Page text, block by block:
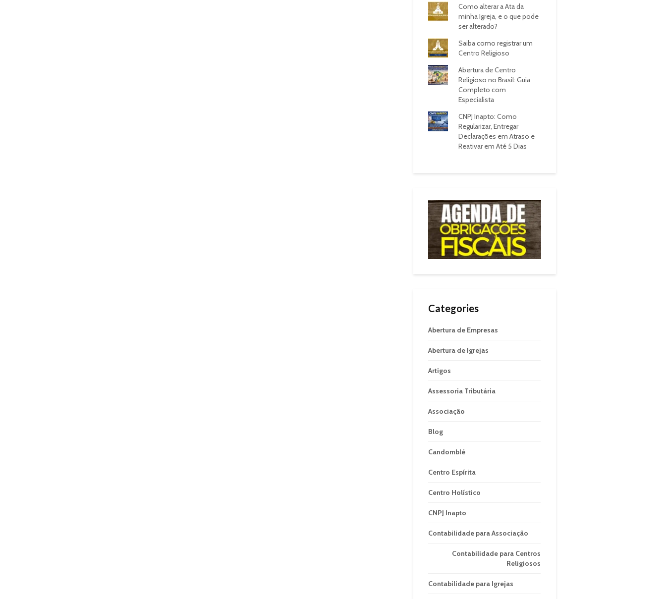
Como alterar a Ata da
minha Igreja, e o que pode
ser alterado?
Saiba como registrar um
Centro Religioso
Abertura de Centro
Religioso no Brasil: Guia
Completo com
Especialista
CNPJ Inapto: Como
Regularizar, Entregar
Declarações em Atraso e
Reativar em Até 5 Dias
Categories
Abertura de Empresas
Abertura de Igrejas
Artigos
Assessoria Tributária
Associação
Blog
Candomblé
Centro Espírita
Centro Holístico
CNPJ Inapto
Contabilidade para Associação
Contabilidade para Centros
Religiosos
Contabilidade para Igrejas